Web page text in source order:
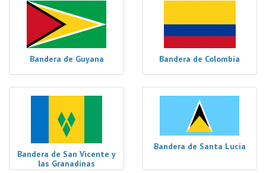
Bandera de Guyana Bandera de Colombia
Bandera de San Vicente y
las Granadinas
Bandera de Santa Lucía